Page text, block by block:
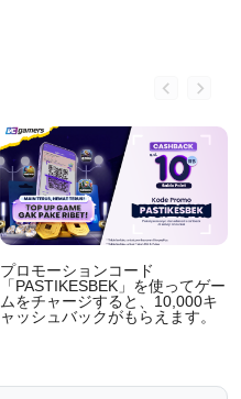
プロモーションコード
「PASTIKESBEK」を使ってゲー
ムをチャージすると、10,000キ
ャッシュバックがもらえます。